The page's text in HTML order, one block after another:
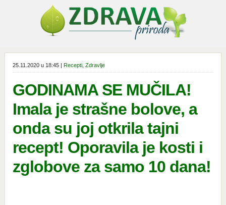
25.11.2020 u 18:45 | Recepti, Zdravlje
GODINAMA SE MUČILA!
Imala je strašne bolove, a
onda su joj otkrila tajni
recept! Oporavila je kosti i
zglobove za samo 10 dana!